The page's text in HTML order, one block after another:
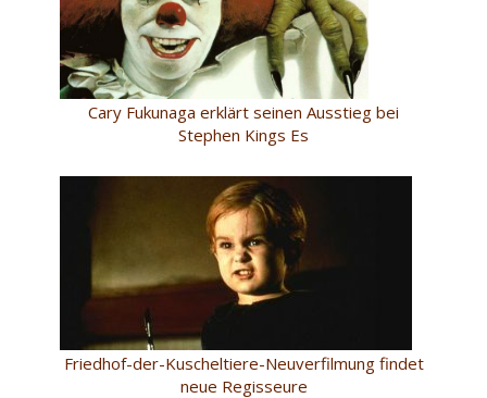
Cary Fukunaga erklärt seinen Ausstieg bei
Stephen Kings Es
Friedhof-der-Kuscheltiere-Neuverfilmung findet
neue Regisseure